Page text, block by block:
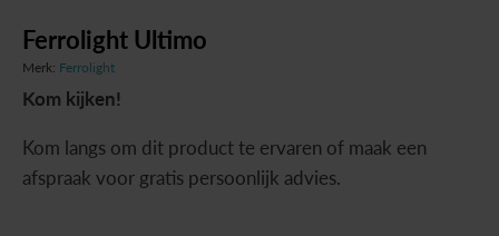
Ferrolight Ultimo
Merk: Ferrolight
Kom kijken!
Kom langs om dit product te ervaren of maak een
afspraak voor gratis persoonlijk advies.